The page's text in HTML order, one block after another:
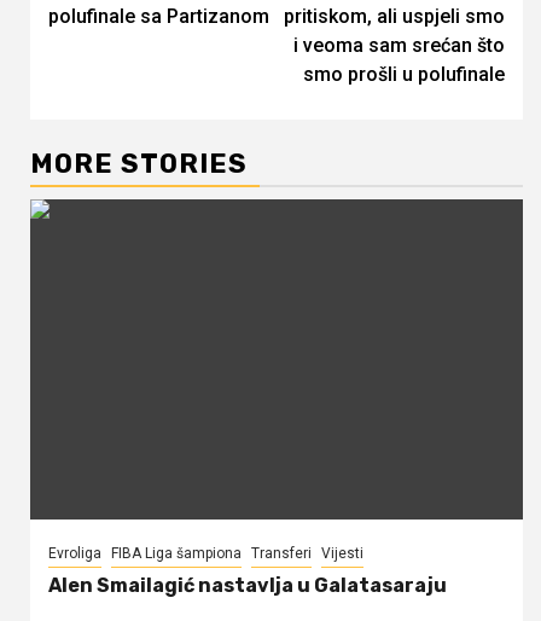
polufinale sa Partizanom
pritiskom, ali uspjeli smo
i veoma sam srećan što
smo prošli u polufinale
MORE STORIES
Evroliga FIBA Liga šampiona Transferi Vijesti
Alen Smailagić nastavlja u Galatasaraju